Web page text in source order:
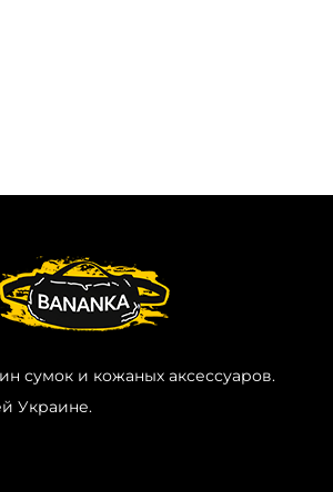
сумок и кожаных аксессуаров.
Украине.